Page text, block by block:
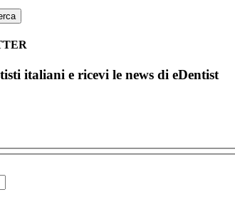
italiani e ricevi le news di eDentist